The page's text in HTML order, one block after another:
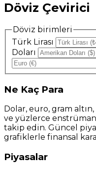
Döviz Çevirici
Döviz birimleri
Türk Lirası
Doları
Ne Kaç Para
Dolar, euro, gram
ve yüzlerce
takip edin. Güncel
grafiklerle finansal
Piyasalar